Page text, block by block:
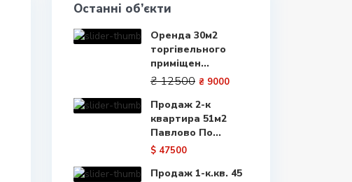
Останні об’єкти
Оренда 30м2
торгівельного
приміщен...
₴ 12500 ₴ 9000
Продаж 2-к
квартира 51м2
Павлово По...
$ 47500
Продаж 1-к.кв. 45